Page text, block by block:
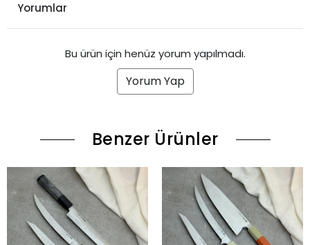
Yorumlar
Bu ürün için henüz yorum yapılmadı.
Yorum Yap
Benzer Ürünler